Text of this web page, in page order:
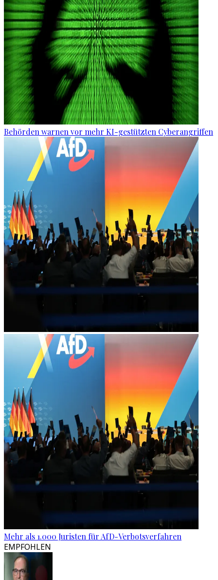
Behörden warnen vor mehr KI-gestützten Cyberangriffen
Mehr als 1.000 Juristen für AfD-Verbotsverfahren
EMPFOHLEN